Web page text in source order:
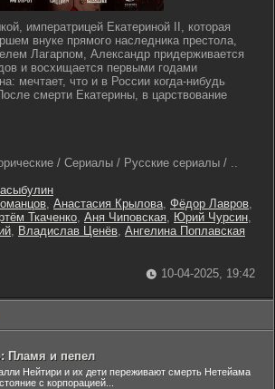
императрицей Екатериной II, которая
внуке прямого наследника престола,
Лагарпом, Александр придерживается
и восхищается первыми годами
мечтает, что и в России когда-нибудь
смерти Екатерины, в царствование
/ Сериалы / Русские сериалы / ..
, Анастасия Крылова, Фёдор Лавров,
Ткаченко, Аня Чиповская, Юрий Чурсин,
, Владислав Ценёв, Ангелина Поплавская
10-04-2025, 19:42
Пламя и пепел
Нейтири и их дети переживают смерть Нетейама
с корпорацией...